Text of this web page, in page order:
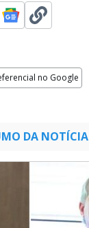
no Google
DA NOTÍCIA